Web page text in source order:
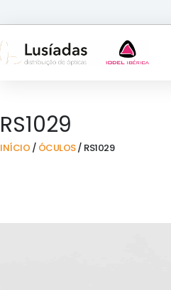
to
content
RS1029
INÍCIO / ÓCULOS/ RS1029